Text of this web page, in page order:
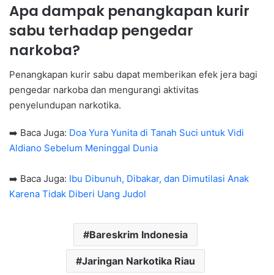
Apa dampak penangkapan kurir
sabu terhadap pengedar
narkoba?
Penangkapan kurir sabu dapat memberikan efek jera bagi
pengedar narkoba dan mengurangi aktivitas
penyelundupan narkotika.
➡️ Baca Juga: Doa Yura Yunita di Tanah Suci untuk Vidi
Aldiano Sebelum Meninggal Dunia
➡️ Baca Juga: Ibu Dibunuh, Dibakar, dan Dimutilasi Anak
Karena Tidak Diberi Uang Judol
Bareskrim Indonesia
Jaringan Narkotika Riau